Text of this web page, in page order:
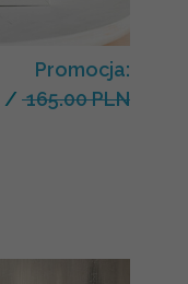
Promocja:
/ 165.00 PLN